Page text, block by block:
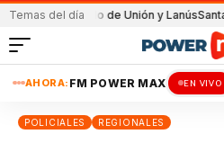
Temas del día
partido de Unión y LanúsSanta Fe
AHORA: FM POWER MAX EN VIVO
POLICIALES REGIONALES